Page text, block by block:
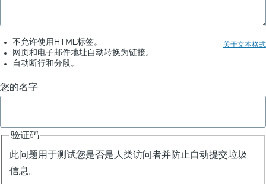
应
用
实
例
关于文本格式
不允许使用HTML标签。
网页和电子邮件地址自动转换为链接。
自动断行和分段。
您的名字
验证码
此问题用于测试您是否是人类访问者并防止自动提交垃圾
信息。